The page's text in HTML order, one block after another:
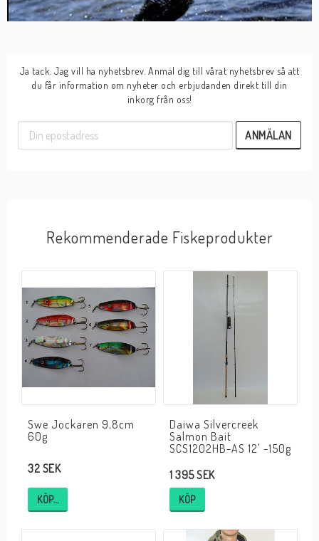
Ja tack. Jag vill ha nyhetsbrev. Anmäl dig till vårat nyhetsbrev så att
du får information om nyheter och erbjudanden direkt till din
inkorg från oss!
ANMÄLAN
Rekommenderade Fiskeprodukter
Swe Jockaren 9,8cm
60g
32 SEK
KÖP…
Daiwa Silvercreek
Salmon Bait
SCS1202HB-AS 12' -150g
1 395 SEK
KÖP